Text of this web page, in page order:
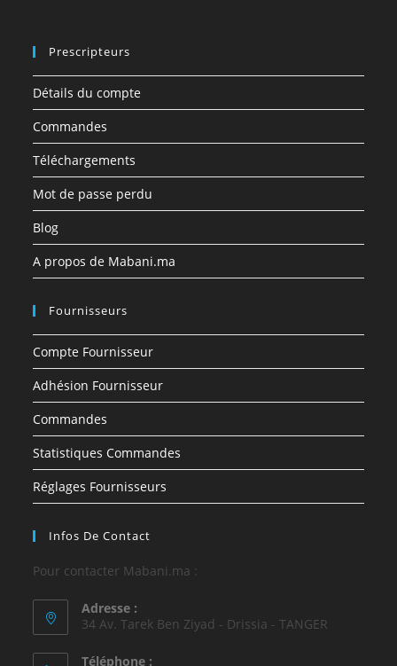
Prescripteurs
Détails du compte
Commandes
Téléchargements
Mot de passe perdu
Blog
A propos de Mabani.ma
Fournisseurs
Compte Fournisseur
Adhésion Fournisseur
Commandes
Statistiques Commandes
Réglages Fournisseurs
Infos De Contact
Pour contacter Mabani.ma :
Adresse :
34 Av. Tarek Ben Ziyad - Drissia - TANGER
Téléphone :